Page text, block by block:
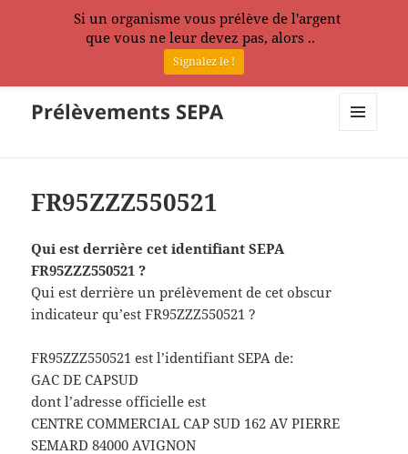
Prélèvements SEPA
FR95ZZZ550521
Qui est derrière cet identifiant SEPA
FR95ZZZ550521 ?
Qui est derrière un prélèvement de cet obscur
indicateur qu’est FR95ZZZ550521 ?
FR95ZZZ550521 est l’identifiant SEPA de:
GAC DE CAPSUD
dont l’adresse officielle est
CENTRE COMMERCIAL CAP SUD 162 AV PIERRE
SEMARD 84000 AVIGNON
Si un organisme vous prélève de l'argent
que vous ne leur devez pas, alors ..
Signalez le !